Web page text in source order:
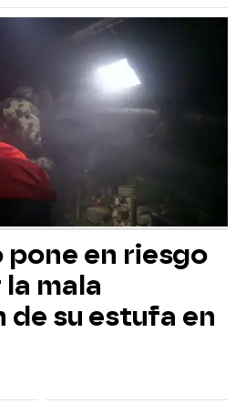
pone en riesgo
mala
su estufa en